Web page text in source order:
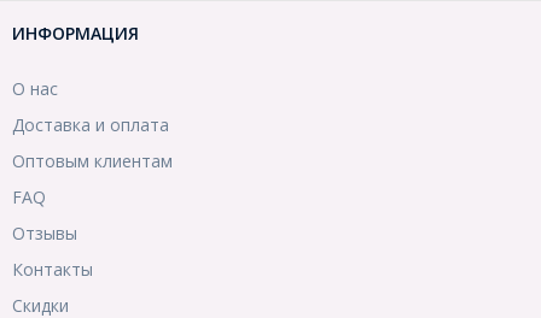
ИНФОРМАЦИЯ
О нас
Доставка и оплата
Оптовым клиентам
FAQ
Отзывы
Контакты
Скидки